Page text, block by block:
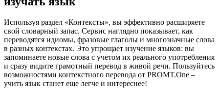
Используя раздел «Контексты», вы эффективно расширяете
свой словарный запас. Сервис наглядно показывает, как
переводятся идиомы, фразовые глаголы и многозначные слова
в разных контекстах. Это упрощает изучение языков: вы
запоминаете новые слова с учетом их реального употребления
и сразу видите грамотный перевод в живой речи. Пользуйтесь
возможностями контекстного перевода от PROMT.One –
учить язык станет еще легче и интереснее!